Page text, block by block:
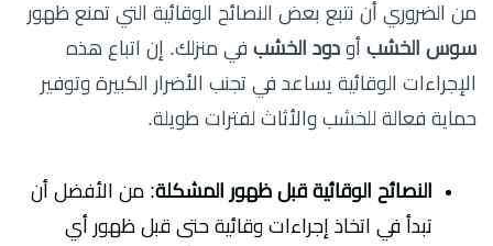
من الضروري أن نتبع بعض النصائح الوقائية التي تمنع ظهور
سوس الخشب أو دود الخشب في منزلك. إن اتباع هذه
الإجراءات الوقائية يساعد في تجنب الأضرار الكبيرة وتوفير
حماية فعالة للخشب والأثاث لفترات طويلة.
النصائح الوقائية قبل ظهور المشكلة: من الأفضل أن
تبدأ في اتخاذ إجراءات وقائية حتى قبل ظهور أي